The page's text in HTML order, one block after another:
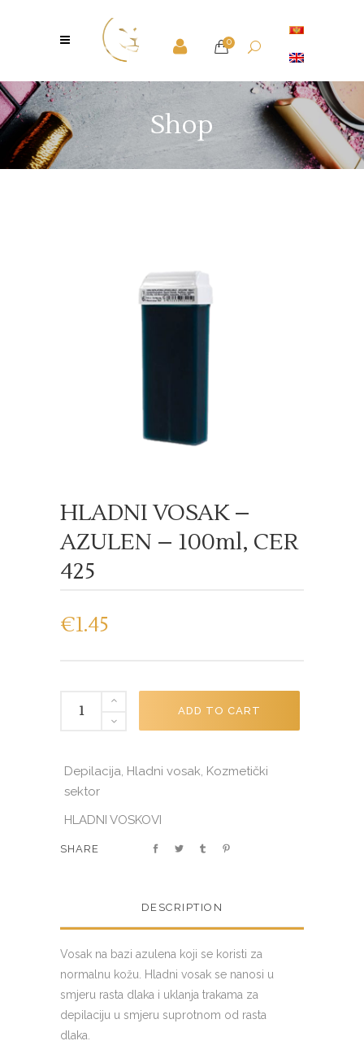
0
Shop
HLADNI VOSAK –
AZULEN – 100ml, CER
425
€1.45
CER
425
ADD TO CART
Depilacija Hladni vosak Kozmetički
sektor
HLADNI VOSKOVI
SHARE
DESCRIPTION
Vosak na bazi azulena koji se koristi za
normalnu kožu. Hladni vosak se nanosi u
smjeru rasta dlaka i uklanja trakama za
depilaciju u smjeru suprotnom od rasta
dlaka.